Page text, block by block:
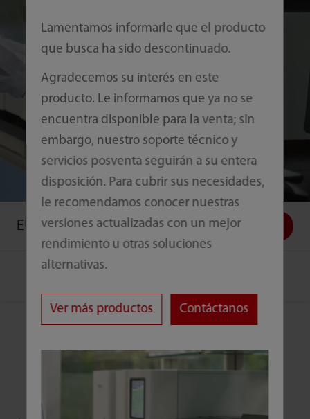
EU 8000 Contáctenos
Lamentamos informarle que el producto
que busca ha sido descontinuado.
Agradecemos su interés en este
producto. Le informamos que ya no se
encuentra disponible para la venta; sin
embargo, nuestro soporte técnico y
servicios posventa seguirán a su entera
disposición. Para cubrir sus necesidades,
le recomendamos conocer nuestras
versiones actualizadas con un mejor
rendimiento u otras soluciones
alternativas.
Contáctanos
Ver más productos